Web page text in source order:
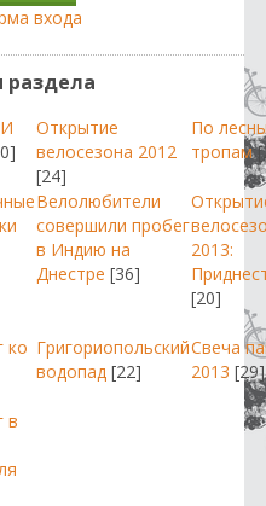
входа
раздела
Открытие
велосезона 2012
[24]
По
тропам
Велолюбители
совершили пробег
в Индию на
Днестре [36]
2013:
[20]
ко Григориопольский
водопад [22]
Свеча
2013 [29]
в